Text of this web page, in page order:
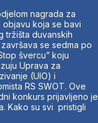
nagrada za
objavu koja se bavi
tržišta duvanskih
se sedma po
švercu” koju
Uprava za
(UIO) i
RS SWOT. Ove
konkurs prijavljeno je
Kako su svi pristigli